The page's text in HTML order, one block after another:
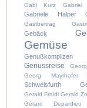
Gabi Kurz Gabriel
Gabriele Halper
Gastbeitrag
Gebäck
Gemüse
Genußkomplizen
Genussreise
Georg Mayrhofer
Schweisfurth
Gerald Fraidl Gerald
Gérard Depardieu